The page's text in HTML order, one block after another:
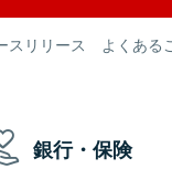
スリリース よくある
銀行・保険